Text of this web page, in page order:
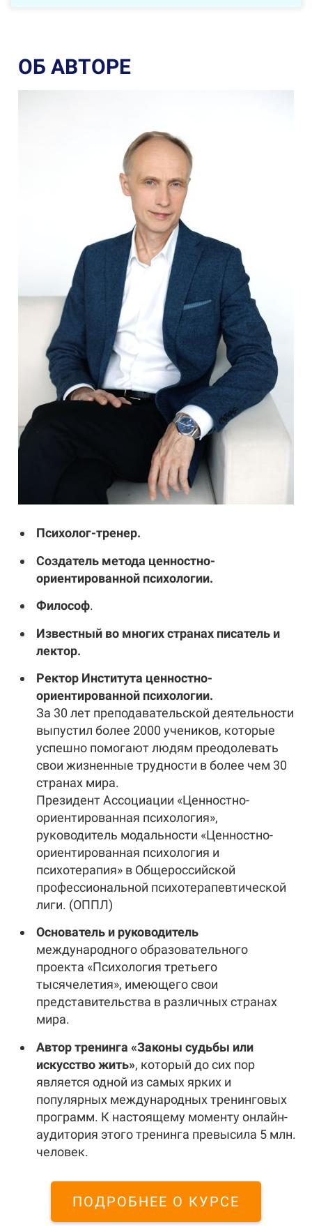
ОБ АВТОРЕ
Психолог-тренер.
Создатель метода ценностно-
ориентированной психологии.
Философ.
Известный во многих странах писатель и
лектор.
Ректор Института ценностно-
ориентированной психологии.
За 30 лет преподавательской деятельности
выпустил более 2000 учеников, которые
успешно помогают людям преодолевать
свои жизненные трудности в более чем 30
странах мира.
Президент Ассоциации «Ценностно-
ориентированная психология»,
руководитель модальности «Ценностно-
ориентированная психология и
психотерапия» в Общероссийской
профессиональной психотерапевтической
лиги. (ОППЛ)
Основатель и руководитель
международного образовательного
проекта «Психология третьего
тысячелетия», имеющего свои
представительства в различных странах
мира.
Автор тренинга «Законы судьбы или
искусство жить», который до сих пор
является одной из самых ярких и
популярных международных тренинговых
программ. К настоящему моменту онлайн-
аудитория этого тренинга превысила 5 млн.
человек.
ПОДРОБНЕЕ О КУРСЕ